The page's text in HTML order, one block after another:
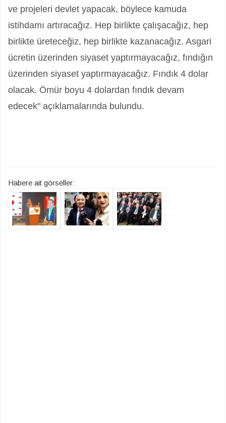
ve projeleri devlet yapacak, böylece kamuda
istihdamı artıracağız. Hep birlikte çalışacağız, hep
birlikte üreteceğiz, hep birlikte kazanacağız. Asgari
ücretin üzerinden siyaset yaptırmayacağız, fındığın
üzerinden siyaset yaptırmayacağız. Fındık 4 dolar
olacak. Ömür boyu 4 dolardan fındık devam
edecek" açıklamalarında bulundu.
Habere ait görseller: